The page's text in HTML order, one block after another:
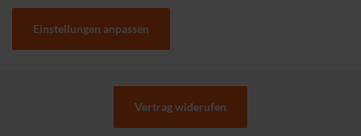
Einstellungen anpassen
Vertrag widerufen